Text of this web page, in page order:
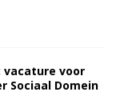
vacature voor
Sociaal Domein